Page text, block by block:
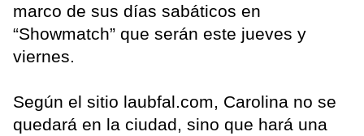
marco de sus días sabáticos en
“Showmatch” que serán este jueves y
viernes.
Según el sitio laubfal.com, Carolina no se
quedará en la ciudad, sino que hará una